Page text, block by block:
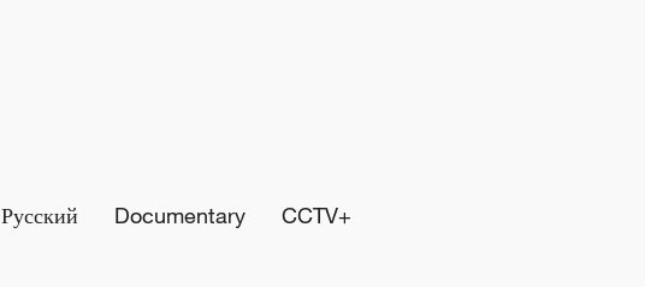
Русский Documentary CCTV+